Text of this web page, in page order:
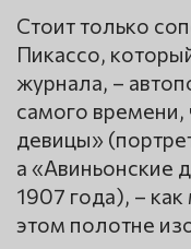
Стоит только
Пикассо,
журнала, –
самого времени,
девицы»
а «Авиньонские
1907 года), –
этом полотне